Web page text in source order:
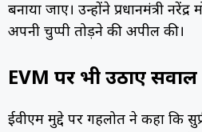
बनाया जाए। उन्होंने प्रधानमंत्री
अपनी चुप्पी तोड़ने की अपील की।
EVM पर भी उठाए सवाल
ईवीएम मुद्दे पर गहलोत ने कहा कि